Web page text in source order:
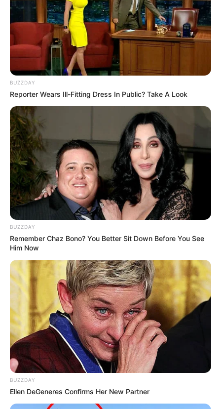
08:58 / 06 Avqust 2026 SİYASƏT
Ceyhun Bayramov Ukraynaya getdi
66
08:57 / 06 Avqust 2026 CƏMİYYƏT
Bakıda 3 istiqamətdəTIXAC VAR
66
BUZZDAY
Reporter Wears Ill-Fitting Dress In Public? Take A Look
BUZZDAY
Remember Chaz Bono? You Better Sit Down Before You See
Him Now
BUZZDAY
Ellen DeGeneres Confirms Her New Partner